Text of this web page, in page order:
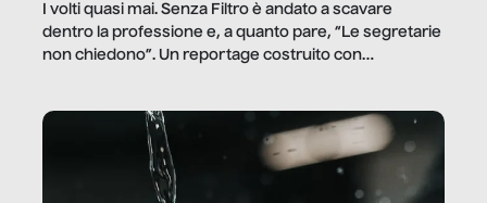
I volti quasi mai. Senza Filtro è andato a scavare
dentro la professione e, a quanto pare, “Le segretarie
non chiedono”. Un reportage costruito con